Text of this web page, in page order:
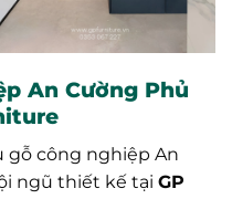
An Cường Phủ
gỗ công nghiệp An
ngũ thiết kế tại GP